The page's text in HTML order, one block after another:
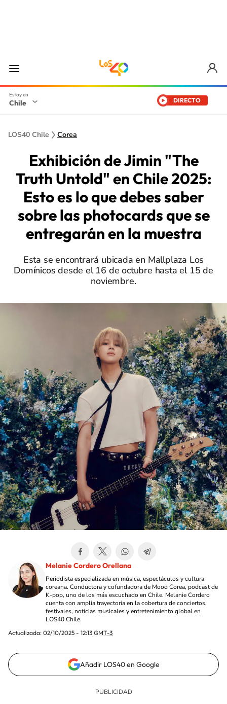
Chile DIRECTO
LOS40 Chile Corea
Exhibición de Jimin "The
Truth Untold" en Chile 2025:
Esto es lo que debes saber
sobre las photocards que se
entregarán en la muestra
Esta se encontrará ubicada en Mallplaza Los
Domínicos desde el 16 de octubre hasta el 15 de
noviembre.
Melanie Cordero Orellana
Periodista especializada en música, espectáculos y cultura
coreana. Conductora y cofundadora de Mood Corea, podcast de
K-pop, uno de los más escuchado en Chile. Melanie Cordero
cuenta con amplia trayectoria en la cobertura de conciertos,
festivales, noticias musicales y entretenimiento global en
LOS40 Chile.
Actualizada: 02/10/2025 - 12:13 GMT-3
Añadir LOS40 en Google